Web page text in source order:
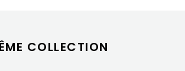
COLLECTION